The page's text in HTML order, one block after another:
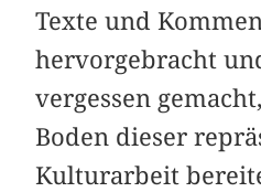
Texte und
hervorgebracht
vergessen
Boden dieser
Kulturarbeit